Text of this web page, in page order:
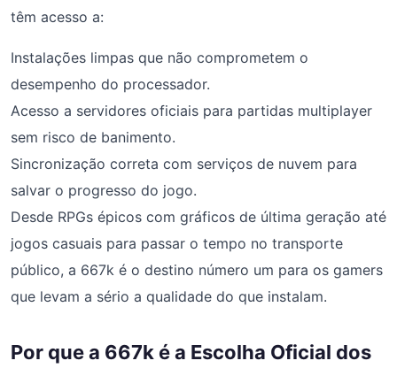
têm acesso a:
Instalações limpas que não comprometem o
desempenho do processador.
Acesso a servidores oficiais para partidas multiplayer
sem risco de banimento.
Sincronização correta com serviços de nuvem para
salvar o progresso do jogo.
Desde RPGs épicos com gráficos de última geração até
jogos casuais para passar o tempo no transporte
público, a 667k é o destino número um para os gamers
que levam a sério a qualidade do que instalam.
Por que a 667k é a Escolha Oficial dos